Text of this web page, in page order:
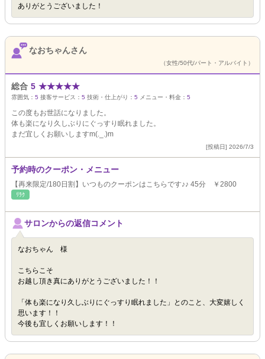
ありがとうございました！
なおちゃんさん
（女性/50代/パート・アルバイト）
総合 5 ★★★★★
雰囲気： 5 接客サービス： 5 技術・仕上がり： 5 メニュー・料金： 5
この度もお世話になりました。
体も楽になり久しぶりにぐっすり眠れました。
まだ宜しくお願いしますm(._.)m
[投稿日] 2026/7/3
予約時のクーポン・メニュー
【再来限定/180日割】いつものクーポンはこちらです♪♪ 45分 ￥2800
ﾘﾗｸ
サロンからの返信コメント
なおちゃん 様
こちらこそ
お越し頂き真にありがとうございました！！
「体も楽になり久しぶりにぐっすり眠れました」とのこと、大変嬉しく
思います！！
今後も宜しくお願いします！！